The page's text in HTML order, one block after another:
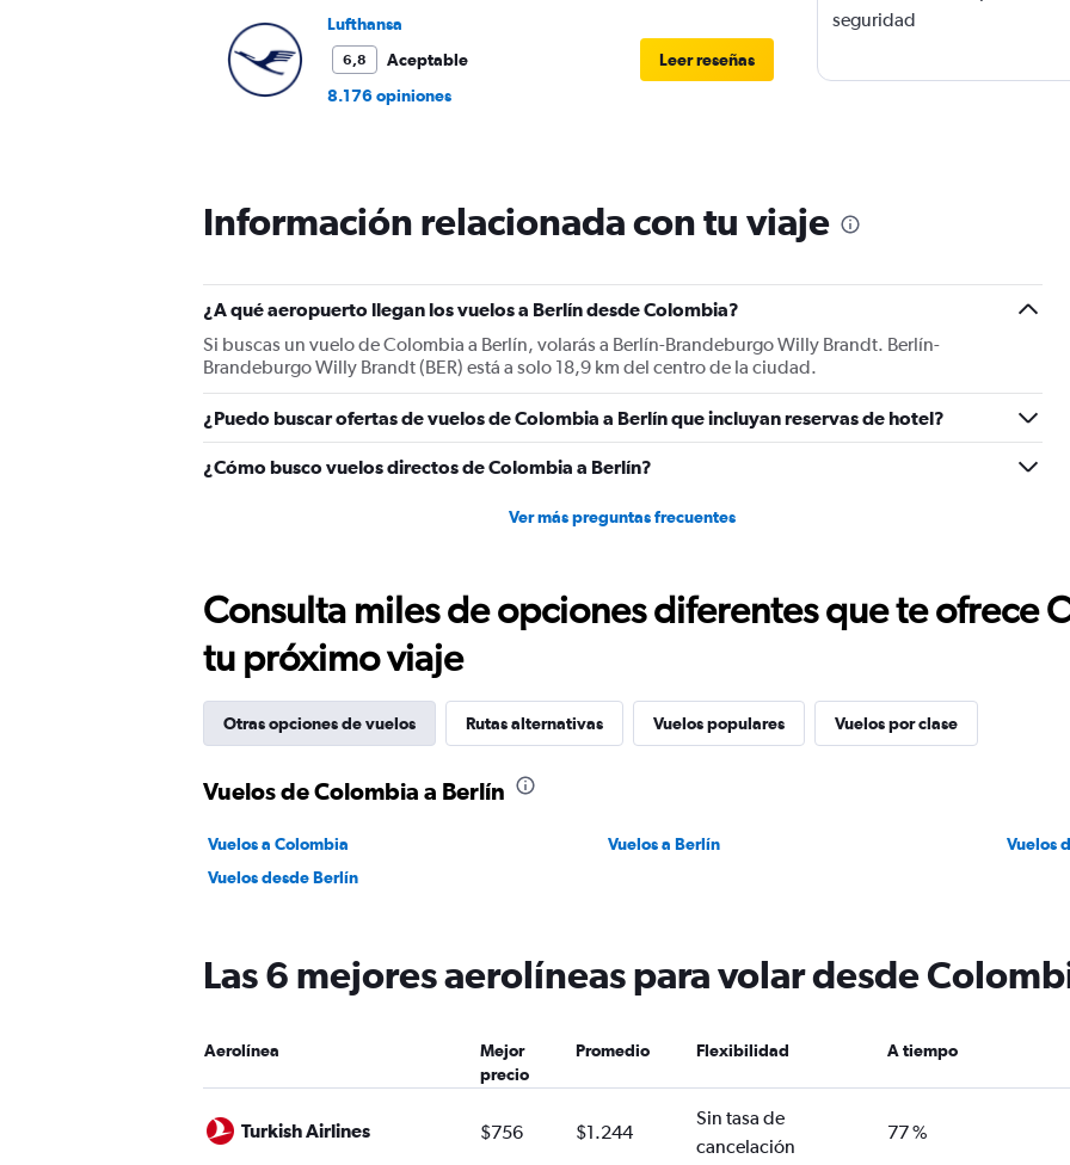
Lufthansa
6,8
Aceptable
8.176 opiniones
Leer reseñas
seguridad
Información relacionada con tu viaje
¿A qué aeropuerto llegan los vuelos a Berlín desde Colombia?
Si buscas un vuelo de Colombia a Berlín, volarás a Berlín-Brandeburgo Willy Brandt. Berlín-
Brandeburgo Willy Brandt (BER) está a solo 18,9 km del centro de la ciudad.
¿Puedo buscar ofertas de vuelos de Colombia a Berlín que incluyan reservas de hotel?
¿Cómo busco vuelos directos de Colombia a Berlín?
Ver más preguntas frecuentes
Consulta miles de opciones diferentes que te ofrece
tu próximo viaje
Otras opciones de vuelos Rutas alternativas Vuelos populares Vuelos por clase
Vuelos de Colombia a Berlín
Vuelos a Colombia Vuelos a Berlín
Vuelos
Vuelos desde Berlín
Las 6 mejores aerolíneas para volar desde
Aerolínea
Mejor
precio
Promedio Flexibilidad A tiempo
Turkish Airlines $756 $1.244
Sin tasa de
cancelación
77 %